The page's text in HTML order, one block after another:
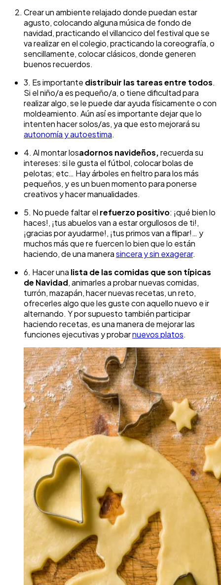
Crear un ambiente relajado donde puedan estar
agusto, colocando alguna música de fondo de
navidad, practicando el villancico del festival que se
va realizar en el colegio, practicando la coreografía, o
sencillamente, colocar clásicos, donde generen
buenos recuerdos.
3. Es importante distribuir las tareas entre todos.
Si el niño/a es pequeño/a, o tiene dificultad para
realizar algo, se le puede dar ayuda físicamente o con
moldeamiento. Aún así es importante dejar que lo
intenten hacer solos/as, ya que esto mejorará su
autonomía y autoestima.
4. Al montar losadornos navideños,recuerda su
intereses: si le gusta el fútbol, colocar bolas de
pelotas; etc… Hay árboles en fieltro para los más
pequeños, y es un buen momento para ponerse
creativos y hacer manualidades.
5. No puede faltar el refuerzo positivo: ¡qué bien lo
haces!, ¡tus abuelos van a estar orgullosos de ti!,
¡gracias por ayudarme!, ¡tus primos van a flipar!… y
muchos más que re fuercen lo bien que lo están
haciendo, de una manerasincera y sin exagerar.
6. Hacer una lista de las comidas que son típicas
de Navidad, animarles a probar nuevas comidas,
turrón, mazapán, hacer nuevas recetas, un reto,
ofrecerles algo que les guste con aquello nuevo e ir
alternando. Y por supuesto también participar
haciendo recetas, es una manera de mejorar las
funciones ejecutivas y probarnuevos platos.